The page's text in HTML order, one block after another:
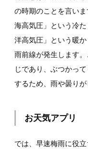
の時期のことを言い
海高気圧」という冷
洋高気圧」という暖
雨前線が発生します
じであり、ぶつかっ
するため、雨や曇りが
お天気アプリ
では、早速梅雨に役